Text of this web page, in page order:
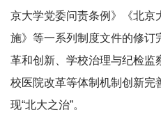
京大学党委问责条例》《北京
施》等一系列制度文件的修订
革和创新、学校治理与纪检监
校医院改革等体制机制创新完
现“北大之治”。